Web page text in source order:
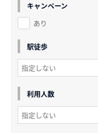
キャンペーン
あり
駅徒歩
利用人数